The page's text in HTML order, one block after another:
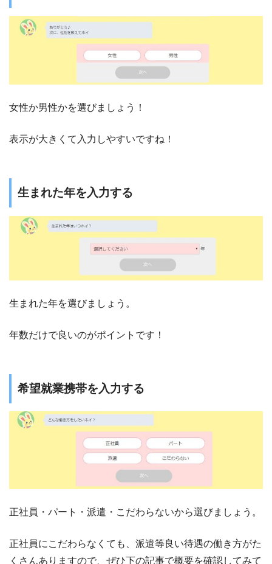
女性か男性かを選びましょう！
表示が大きくて入力しやすいですね！
生まれた年を入力する
生まれた年を選びましょう。
年数だけで良いのがポイントです！
希望就業携帯を入力する
正社員・パート・派遣・こだわらないから選びましょう。
正社員にこだわらなくても、派遣等良い待遇の働き方がた
くさんありますので、ぜひ下の記事で概要を確認してみて